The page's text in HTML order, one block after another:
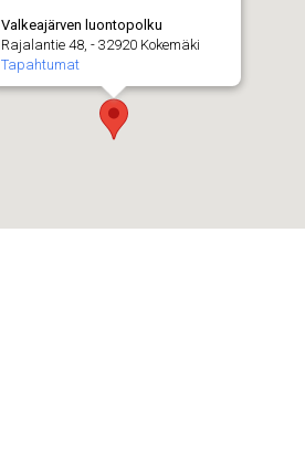
Valkeajärven luontopolku
Rajalantie 48, - 32920 Kokemäki
Tapahtumat